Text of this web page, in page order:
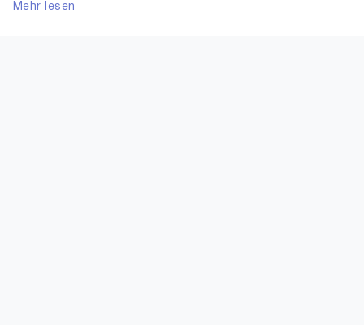
Schuhe
in Größe L und alle Trends aus 2026 für Frauen!
Mehr lesen